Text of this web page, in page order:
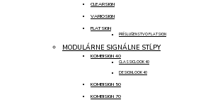
CLEARSIGN
VARIOSIGN
FLATSIGN
PRÍSLUŠENSTVO FLATSIGN
MODULÁRNE SIGNÁLNE STĹPY
KOMBISIGN 40
CLASSICLOOK 40
DESIGNLOOK 40
KOMBISIGN 50
KOMBISIGN 70